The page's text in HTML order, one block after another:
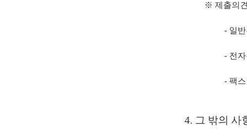
※ 제출의
- 일
- 전
- 팩
4. 그 밖의 사